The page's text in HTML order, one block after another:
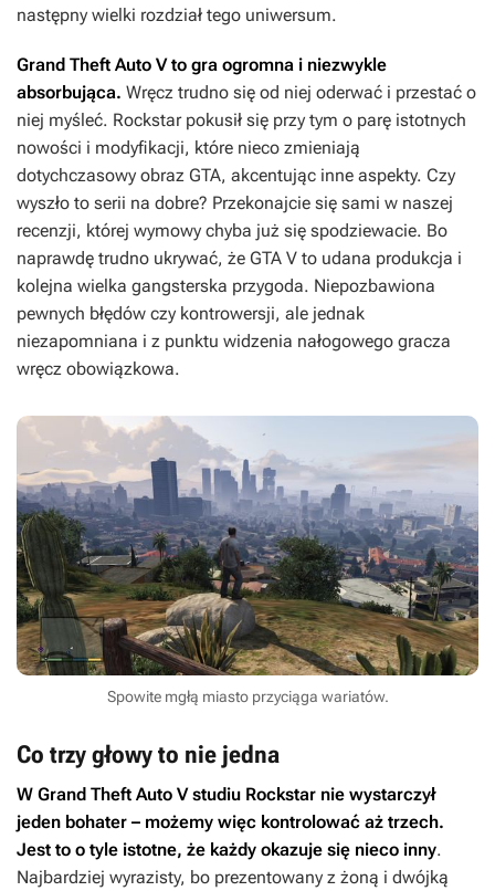
następny wielki rozdział tego uniwersum.
Grand Theft Auto Vto gra ogromna i niezwykle
absorbująca. Wręcz trudno się od niej oderwać i przestać o
niej myśleć. Rockstar pokusił się przy tym o parę istotnych
nowości i modyfikacji, które nieco zmieniają
dotychczasowy obraz GTA, akcentując inne aspekty. Czy
wyszło to serii na dobre? Przekonajcie się sami w naszej
recenzji, której wymowy chyba już się spodziewacie. Bo
naprawdę trudno ukrywać, że GTA V to udana produkcja i
kolejna wielka gangsterska przygoda. Niepozbawiona
pewnych błędów czy kontrowersji, ale jednak
niezapomniana i z punktu widzenia nałogowego gracza
wręcz obowiązkowa.
Spowite mgłą miasto przyciąga wariatów.
Co trzy głowy to nie jedna
W Grand Theft Auto Vstudiu Rockstar nie wystarczył
jeden bohater – możemy więc kontrolować aż trzech.
Jest to o tyle istotne, że każdy okazuje się nieco inny.
Najbardziej wyrazisty, bo prezentowany z żoną i dwójką